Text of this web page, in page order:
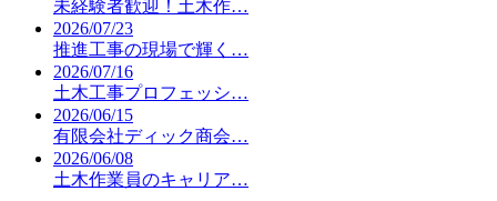
未経験者歓迎！土木作…
2026/07/23
推進工事の現場で輝く…
2026/07/16
土木工事プロフェッシ…
2026/06/15
有限会社ディック商会…
2026/06/08
土木作業員のキャリア…